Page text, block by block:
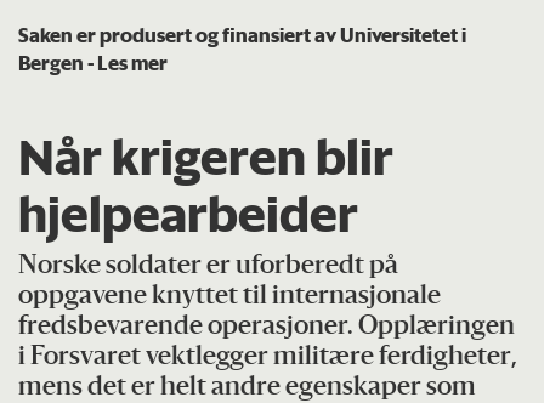
Saken er produsert og finansiert av Universitetet i
Bergen- Les mer
Når krigeren blir
hjelpearbeider
Norske soldater er uforberedt på
oppgavene knyttet til internasjonale
fredsbevarende operasjoner. Opplæringen
i Forsvaret vektlegger militære ferdigheter,
mens det er helt andre egenskaper som